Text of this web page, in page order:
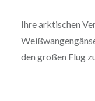
Ihre arktischen
den großen Flug